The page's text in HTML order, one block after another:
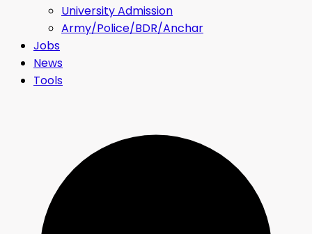
University Admission
Army/Police/BDR/Anchar
Jobs
News
Tools